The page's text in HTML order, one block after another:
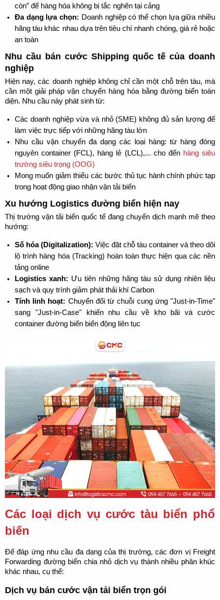
còn” để hàng hóa không bị tắc nghẽn tại cảng
Đa dạng lựa chọn: Doanh nghiệp có thể chọn lựa giữa nhiều
hãng tàu khác nhau dựa trên tiêu chí nhanh chóng, giá rẻ hoặc
an toàn
Nhu cầu bán cước Shipping quốc tế của doanh
nghiệp
Hiện nay, các doanh nghiệp không chỉ cần một chỗ trên tàu, mà
cần một giải pháp vận chuyển hàng hóa bằng đường biển toàn
diện. Nhu cầu này phát sinh từ:
Các doanh nghiệp vừa và nhỏ (SME) không đủ sản lượng để
làm việc trực tiếp với những hãng tàu lớn
Nhu cầu vận chuyển đa dạng các loại hàng: từ hàng đóng
nguyên container (FCL), hàng lẻ (LCL),... cho đến hàng siêu
trường siêu trọng (OOG)
Mong muốn giảm thiểu các bước thủ tục hành chính phức tạp
trong hoạt động giao nhận vận tải biển
Xu hướng Logistics đường biển hiện nay
Thị trường vận tải biển quốc tế đang chuyển dịch mạnh mẽ theo
hướng:
Số hóa (Digitalization): Việc đặt chỗ tàu container và theo dõi
lộ trình hàng hóa (Tracking) hoàn toàn thực hiện qua các nền
tảng online
Logistics xanh: Ưu tiên những hãng tàu sử dụng nhiên liệu
sạch và quy trình giảm phát thải khí Carbon
Tính linh hoạt: Chuyển đổi từ chuỗi cung ứng "Just-in-Time"
sang "Just-in-Case" khiến nhu cầu về kho bãi và cước
container đường biển biến động liên tục
Các loại dịch vụ cước tàu biển phổ
biến
Để đáp ứng nhu cầu đa dạng của thị trường, các đơn vị Freight
Forwarding đường biển chia nhỏ dịch vụ thành nhiều phân khúc
khác nhau, cụ thể:
Dịch vụ bán cước vận tải biển trọn gói